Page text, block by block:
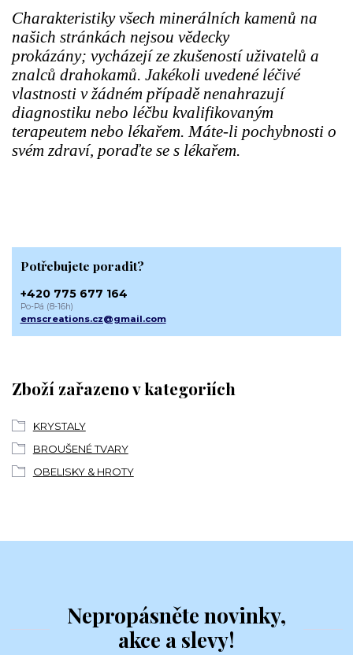
Charakteristiky všech minerálních kamenů na
našich stránkách nejsou vědecky
prokázány; vycházejí ze zkušeností uživatelů a
znalců drahokamů. Jakékoli uvedené léčivé
vlastnosti v žádném případě nenahrazují
diagnostiku nebo léčbu kvalifikovaným
terapeutem nebo lékařem. Máte-li pochybnosti o
svém zdraví, poraďte se s lékařem.
Zboží zařazeno v kategoriích
KRYSTALY
BROUŠENÉ TVARY
OBELISKY & HROTY
Potřebujete poradit?
+420 775 677 164
Po-Pá (8-16h)
emscreations.cz@gmail.com
Nepropásněte novinky,
akce a slevy!